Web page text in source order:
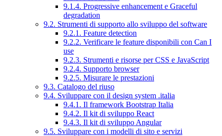
9.1.4. Progressive enhancement e Graceful
degradation
9.2. Strumenti di supporto allo sviluppo del software
9.2.1. Feature detection
9.2.2. Verificare le feature disponibili con Can I
use
9.2.3. Strumenti e risorse per CSS e JavaScript
9.2.4. Supporto browser
9.2.5. Misurare le prestazioni
9.3. Catalogo del riuso
9.4. Sviluppare con il design system .italia
9.4.1. Il framework Bootstrap Italia
9.4.2. Il kit di sviluppo React
9.4.3. Il kit di sviluppo Angular
9.5. Sviluppare con i modelli di sito e servizi